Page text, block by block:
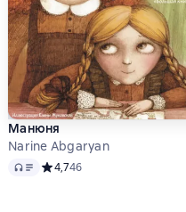
Манюня
Narine Abgaryan
Audio Средний рейтинг 4,7 на
4,746